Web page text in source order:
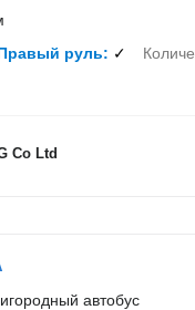
руль ✓
Co Ltd
автобус